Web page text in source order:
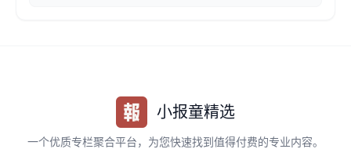
小报童精选
一个优质专栏聚合平台，为您快速找到值得付费的专业内容。